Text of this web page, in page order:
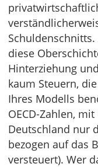
diese
Hinterziehung
kaum Steuern,
Ihres Modells
OECD-Zahlen,
Deutschland nur
bezogen auf das
versteuert). Wer